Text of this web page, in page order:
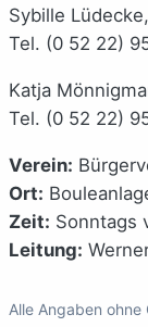
Sybille
Tel. (0 52 22)
Katja
Tel. (0 52 22)
Verein:
Ort:
Zeit: Sonntags
Leitung:
Alle Angaben